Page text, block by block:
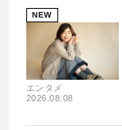
NEW
エンタメ
2026.08.08